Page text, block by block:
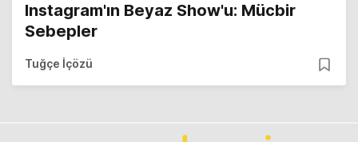
Instagram'ın Beyaz Show'u: Mücbir
Sebepler
Tuğçe İçözü